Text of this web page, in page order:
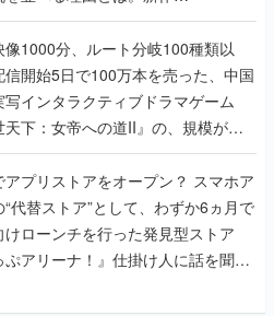
EXTREME』で初タッグを組
ジェンド2人に訊く開発秘話
像1000分、ルート分岐100種類以
信開始5日で100万本を売った、中国
写インタラクティブドラマゲーム
天下：女帝への道II』の、規模が違
わりをプロデューサーに聞いた
プリストアをオープン？ スマホア
“代替ストア”として、わずか6ヵ月で
けローンチを行った発見型ストア
ぷアリーナ！』仕掛け人に話を聞い